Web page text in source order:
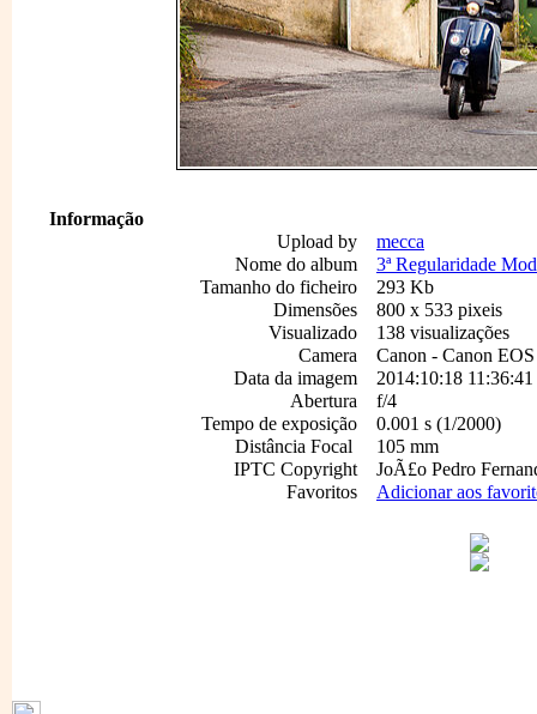
Informação
Upload by
mecca
Nome do album
3ª Regularidade
Tamanho do ficheiro
293 Kb
Dimensões
800 x 533 pixeis
Visualizado
138 visualizações
Camera
Canon - Canon
Data da imagem
2014:10:18 11:36:41
Abertura
f/4
Tempo de exposição
0.001 s (1/2000)
Distância Focal
105 mm
IPTC Copyright
JoÃ£o Pedro
Favoritos
Adicionar aos